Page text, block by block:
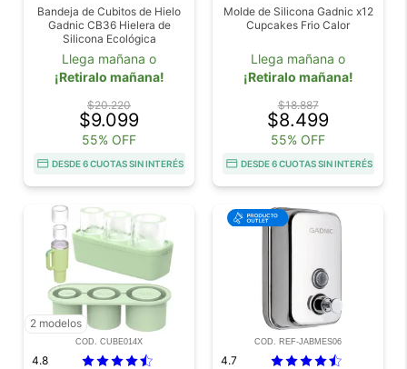
Bandeja de Cubitos de Hielo
Gadnic CB36 Hielera de
Silicona Ecológica
Llega mañana o
¡Retiralo mañana!
$20.220
$9.099
55% OFF
DESDE 6 CUOTAS SIN INTERÉS
Molde de Silicona Gadnic x12
Cupcakes Frio Calor
Llega mañana o
¡Retiralo mañana!
$18.887
$8.499
55% OFF
DESDE 6 CUOTAS SIN INTERÉS
2 modelos
COD. CUBE014X
4.8
COD. REF-JABMES06
4.7